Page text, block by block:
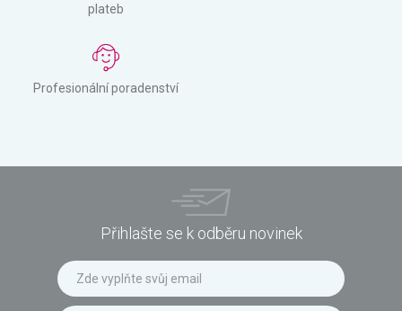
plateb
Profesionální poradenství
Přihlašte se k odběru novinek